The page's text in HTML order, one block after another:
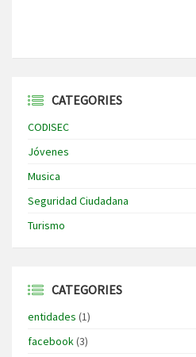
CATEGORIES
CODISEC
Jóvenes
Musica
Seguridad Ciudadana
Turismo
CATEGORIES
entidades (1)
facebook(3)